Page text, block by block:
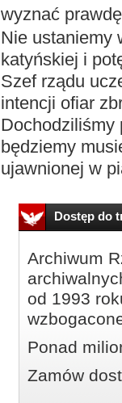
wyznać
Nie ustaniemy
katyńskiej i
Szef rządu
intencji ofiar
Dochodziliśmy
będziemy
ujawnionej w
Dostęp do
Archiwum
od 1993
Ponad
Zamów